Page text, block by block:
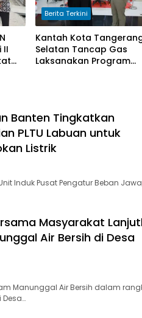
II
Berita Terkini
Kantah Kota
Selatan Tancap Gas
Laksanakan Program
Banten Tingkatkan
PLTU Labuan untuk
Listrik
Induk Pusat Pengatur Beban
Masyarakat
Air Bersih di Desa
Manunggal Air Bersih dalam
Desa…